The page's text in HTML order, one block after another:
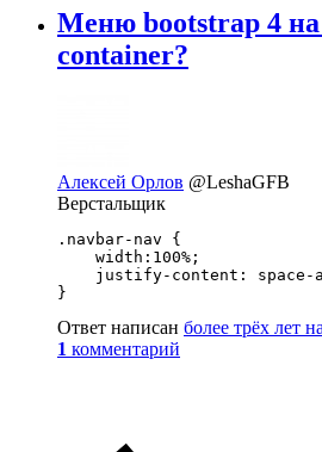
Меню bootstrap 4
container?
Алексей Орлов @LeshaGFB
Верстальщик
.navbar-nav {
    width:100%;
justify-content: space-
}
Ответ написан более трёх лет
1 комментарий